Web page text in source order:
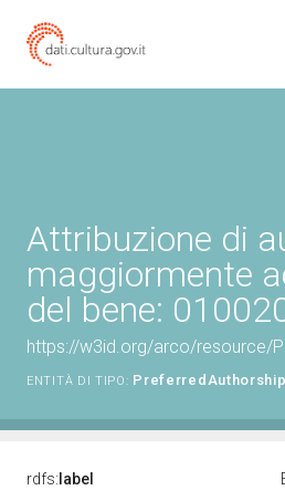
Attribuzione di
maggiormente
del bene:
https://w3id.org/arco/resource/
ENTITÀ DI TIPO:
rdfs: label